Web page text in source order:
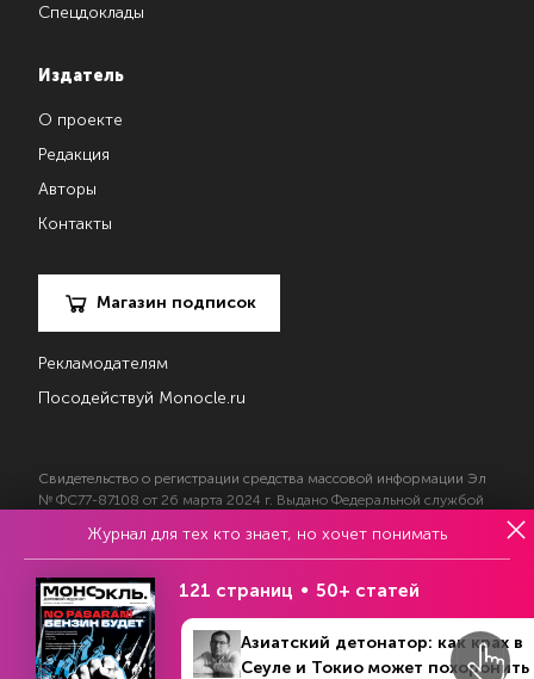
Спецдоклады
Издатель
О проекте
Редакция
Авторы
Контакты
Магазин подписок
Рекламодателям
Посодействуй Monocle.ru
Свидетельство о регистрации средства массовой информации Эл
№ ФС77-87108 от 26 марта 2024 г. Выдано Федеральной службой
культурного наследия
© 2017—2026 АНО «Творческий коллектив Эксперт»
Политика конфиденциальности
Условия использования материалов
Журнал для тех кто знает, но хочет понимать
121 страниц 50+ статей
Азиатский детонатор: как крах в
Сеуле и Токио может похоронить